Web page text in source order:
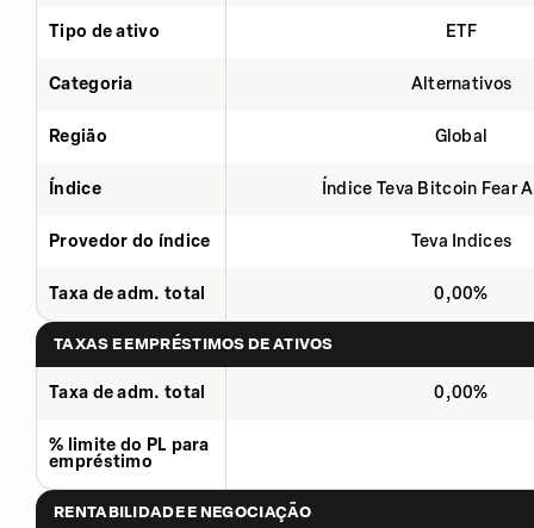
Tipo de ativo ETF
Categoria Alternativos
Região Global
Índice Índice Teva Bitcoin Fear
Provedor do índice Teva Indices
Taxa de adm. total 0,00%
TAXAS E EMPRÉSTIMOS DE ATIVOS
Taxa de adm. total 0,00%
% limite do PL para
empréstimo
RENTABILIDADE E NEGOCIAÇÃO